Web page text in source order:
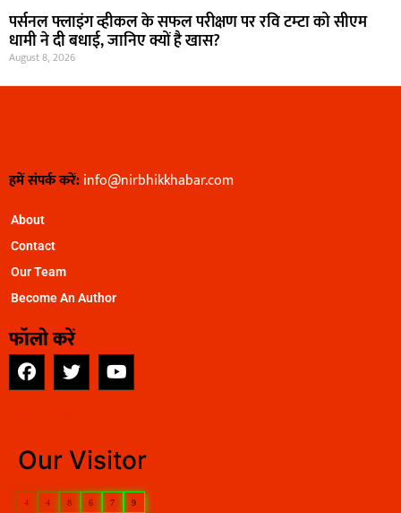
पर्सनल फ्लाइंग व्हीकल के सफल परीक्षण पर रवि टम्टा को सीएम
धामी ने दी बधाई, जानिए क्यों है खास?
August 8, 2026
हमें संपर्क करें:info@nirbhikkhabar.com
About
Contact
Our Team
Become An Author
फॉलो करें
Our Visitor
4 4 8 6 7 9